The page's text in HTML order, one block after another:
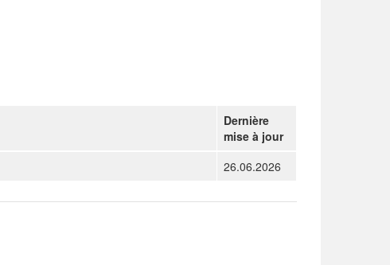
Dernière
mise à jour
26.06.2026